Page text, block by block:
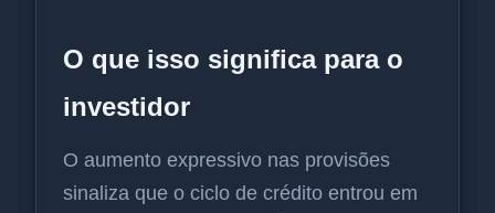
O que isso significa para o
investidor
O aumento expressivo nas provisões
sinaliza que o ciclo de crédito entrou em